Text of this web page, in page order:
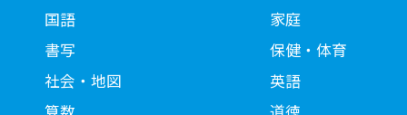
国語
書写
社会・地図
家庭
保健・体育
英語